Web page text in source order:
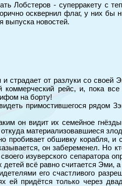
Лобстеров - суперракету с
осквернил флаг, у них бы
выпуска новостей.
от разлуки со своей
рейс, и, пока
на борту!
примостившегося рядом
он видит их семейное
материализовавшиеся
пробивает обшивку корабля,
он забеременел. Но
изуверского сепаратора
всё равно считается Эми,
его счастливого
ей придётся только через